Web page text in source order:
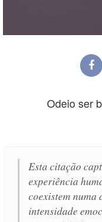
Odeio ser
Esta citação
experiência
coexistem numa
intensidade